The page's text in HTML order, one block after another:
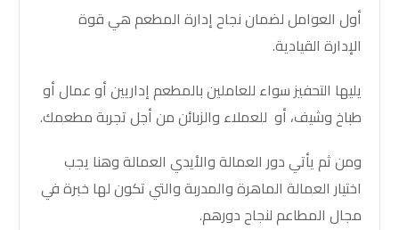
أول العوامل لضمان نجاح إدارة المطعم هي قوة
الإدارة القيادية.
يليها التحفيز سواء للعاملين بالمطعم إداريين أو عمال أو
طباخ وشيف، أو للعملاء والزبائن من أجل تجربة مطعمك.
ومن ثم يأتي دور العمالة والأيدي العمالة وهنا يجب
اختيار العمالة الماهرة والمدربة والتي تكون لها خبرة في
مجال المطاعم لنجاح دورهم.